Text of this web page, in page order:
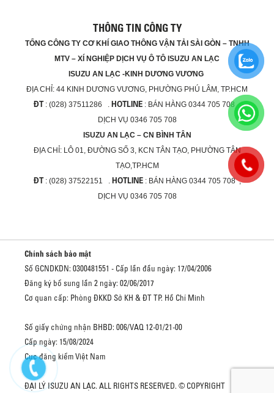
THÔNG TIN CÔNG TY
TỔNG CÔNG TY CƠ KHÍ GIAO THÔNG VẬN TẢI SÀI GÒN – TNHH
MTV – XÍ NGHIỆP DỊCH VỤ Ô TÔ ISUZU AN LẠC
ISUZU AN LẠC -KINH DƯƠNG VƯƠNG
ĐỊA CHỈ: 44 KINH DƯƠNG VƯƠNG, PHƯỜNG PHÚ LÂM, TP.HCM
ĐT: (028) 37511286 . HOTLINE : BÁN HÀNG 0344 705 708 ,
DỊCH VỤ 0346 705 708
ISUZU AN LẠC – CN BÌNH TÂN
ĐỊA CHỈ: LÔ 01, ĐƯỜNG SỐ 3, KCN TÂN TẠO, PHƯỜNG TÂN
TẠO,TP.HCM
ĐT: (028) 37522151 .HOTLINE: BÁN HÀNG 0344 705 708 ,
DỊCH VỤ 0346 705 708
Chính sách bảo mật
Số GCNDKDN: 0300481551 - Cấp lần đầu ngày: 17/04/2006
Đăng ký bổ sung lần 2 ngày: 02/06/2017
Cơ quan cấp: Phòng ĐKKD Sở KH & ĐT TP. Hồ Chí Minh
Số giấy chứng nhận BHBD: 006/VAQ 12-01/21-00
Cấp ngày: 15/08/2024
Cục đăng kiểm Việt Nam
ĐẠI LÝ ISUZU AN LẠC. ALL RIGHTS RESERVED. © COPYRIGHT